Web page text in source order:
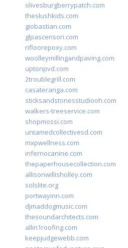
olivesburgberrypatch.com
theslushkids.com
giobastian.com
glpascensori.com
rifloorepoxy.com
woolleymillingandpaving.com
uptonpvd.com
2troublegrill.com
casateranga.com
sticksandstonesstudiooh.com
walkers-treeservice.com
shopmossi.com
untamedcollectivesd.com
mxpwellness.com
infernocanine.com
thepaperhousecollection.com
allisonwillisholley.com
solslite.org
portwayinn.com
djmaddogmusic.com
thesoundarchitects.com
allin1roofing.com
keepjudgewebb.com